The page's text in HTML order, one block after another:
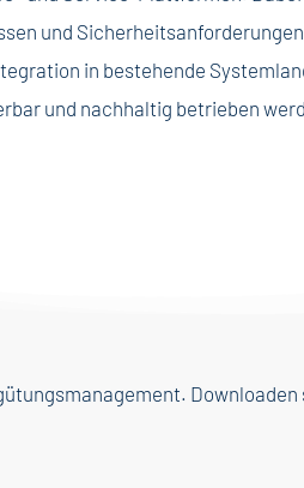
und
in bestehende
und nachhaltig betrieben